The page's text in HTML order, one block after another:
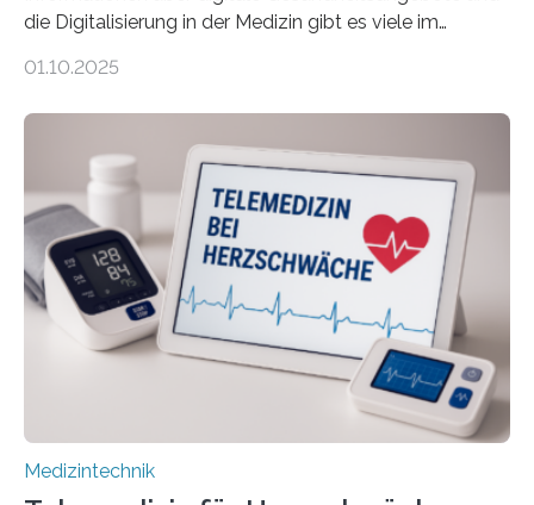
die Digitalisierung in der Medizin gibt es viele im
seriösen und wissenschaftlich abgesicherten Inhalten?
Forscherinnen der Technischen Universität Dresden
(TUD) richtet sich das Portal sowohl an Patientinnen
und Patienten, aber ebenso an medizinisches
Fachpersonal. Für all diese Zielgruppen bietet sie
speziell zugeschnittene Informationen, um deren
digitale Gesundheitskompetenz zu steigern. MiHUBx ist
01.10.2025
Medizintechnik